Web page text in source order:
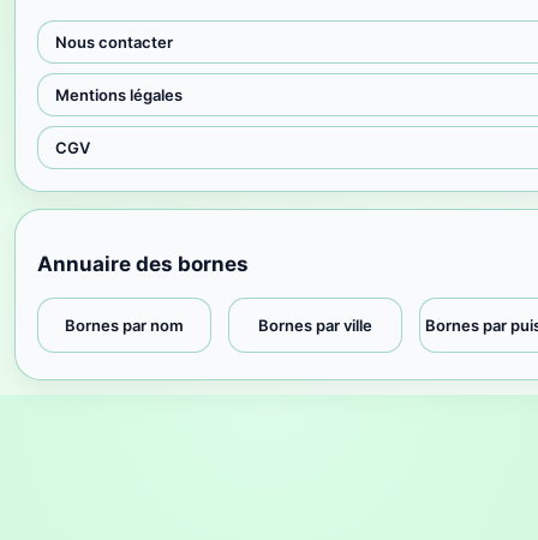
Nous contacter
Mentions légales
CGV
Annuaire des bornes
Bornes par nom Bornes par ville Bornes par